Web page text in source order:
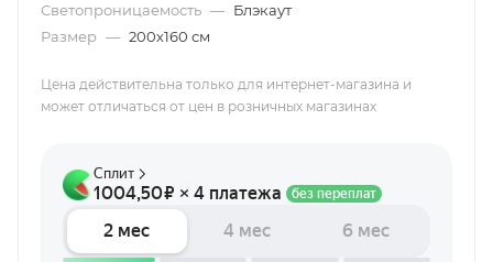
Светопроницаемость — Блэкаут
Размер — 200х160 см
Цена действительна только для интернет-магазина и
может отличаться от цен в розничных магазинах